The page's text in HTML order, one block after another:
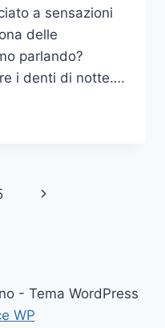
a sensazioni
delle
parlando?
i denti di notte….
Pagina
- Tema WordPress
WP